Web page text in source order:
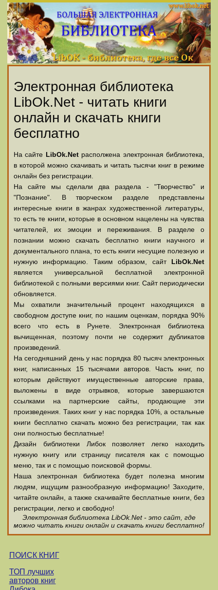
Электронная библиотека
LibOk.Net - читать книги
онлайн и скачать книги
бесплатно
На сайте LibOk.Netрасполжена электронная библиотека,
в которой можно скачивать и читать тысячи книг в режиме
онлайн без регистрации.
На сайте мы сделали два раздела - "Творчество" и
"Познание". В творческом разделе представлены
интересные книги в жанрах художественной литературы,
то есть те книги, которые в основном нацелены на чувства
читателей, их эмоции и переживания. В разделе о
познании можно скачать бесплатно книги научного и
документального плана, то есть книги несущие полезную и
нужную информацию. Таким образом, сайт LibOk.Net
является универсальной бесплатной электронной
библиотекой с полными версиями книг. Сайт периодически
обновляется.
Мы охватили значительный процент находящихся в
свободном доступе книг, по нашим оценкам, порядка 90%
всего что есть в Рунете. Электронная библиотека
вычищенная, поэтому почти не содержит дубликатов
произведений.
На сегодняшний день у нас порядка 80 тысяч электронных
книг, написанных 15 тысячами авторов. Часть книг, по
которым действуют имущественные авторские права,
выложены в виде отрывков, которые завершаются
ссылками на партнерские сайты, продающие эти
произведения. Таких книг у нас порядка 10%, а остальные
книги бесплатно скачать можно без регистрации, так как
они полностью бесплатные!
Дизайн библиотеки Либок позволяет легко находить
нужную книгу или страницу писателя как с помощью
меню, так и с помощью поисковой формы.
Наша электронная библиотека будет полезна многим
людям, ищущим разнообразную информацию! Заходите,
читайте онлайн, а также скачивайте бесплатные книги, без
регистрации, легко и свободно!
Электронная библиотека LibOk.Net - это сайт, где
можно читать книги онлайн и скачать книги бесплатно!
ПОИСК КНИГ
ТОП лучших
авторов книг